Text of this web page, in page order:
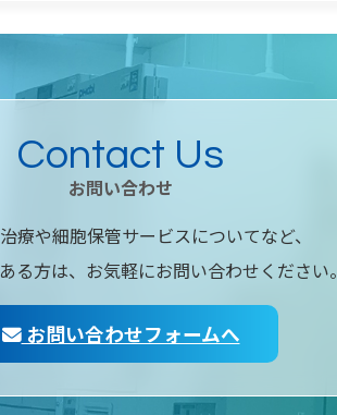
Contact Us
お問い合わせ
療や細胞保管サービスについてなど、
る方は、お気軽にお問い合わせください。
お問い合わせフォームへ